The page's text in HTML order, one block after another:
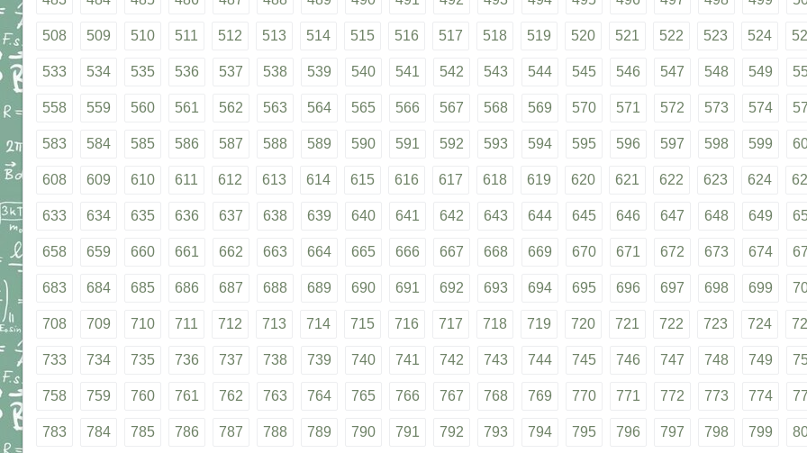
508 509 510 511 512 513 514 515 516 517 518 519 520 521 522 523 524
533 534 535 536 537 538 539 540 541 542 543 544 545 546 547 548 549
558 559 560 561 562 563 564 565 566 567 568 569 570 571 572 573 574
583 584 585 586 587 588 589 590 591 592 593 594 595 596 597 598 599
608 609 610 611 612 613 614 615 616 617 618 619 620 621 622 623 624
633 634 635 636 637 638 639 640 641 642 643 644 645 646 647 648 649
658 659 660 661 662 663 664 665 666 667 668 669 670 671 672 673 674
683 684 685 686 687 688 689 690 691 692 693 694 695 696 697 698 699
708 709 710 711 712 713 714 715 716 717 718 719 720 721 722 723 724
733 734 735 736 737 738 739 740 741 742 743 744 745 746 747 748 749
758 759 760 761 762 763 764 765 766 767 768 769 770 771 772 773 774
783 784 785 786 787 788 789 790 791 792 793 794 795 796 797 798 799